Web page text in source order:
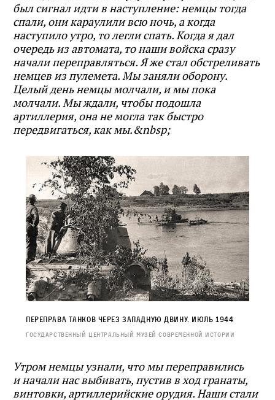
был сигнал идти в наступление: немцы тогда
спали, они караулили всю ночь, а когда
наступило утро, то легли спать. Когда я дал
очередь из автомата, то наши войска сразу
начали переправляться. Я же стал обстреливать
немцев из пулемета. Мы заняли оборону.
Целый день немцы молчали, и мы пока
молчали. Мы ждали, чтобы подошла
артиллерия, она не могла так быстро
передвигаться, как мы.&nbsp;
Переправа танков через Западную Двину. Июль 1944
Государственный центральный музей современной истории
Утром немцы узнали, что мы переправились
и начали нас выбивать, пустив в ход гранаты,
винтовки, артиллерийские орудия. Наши стали